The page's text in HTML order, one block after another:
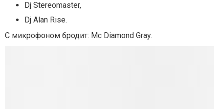
Dj Stereomaster,
Dj Alan Rise.
С микрофоном бродит: Mc Diamond Gray.